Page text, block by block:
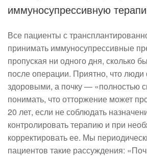
иммуносупрессивную
Все пациенты с
принимать иммуносупрессивные
пропуская ни одного дня, сколько
после операции. Приятно, что
здоровыми, а почку — «полностью
понимать, что отторжение может
20 лет, если не соблюдать
контролировать терапию и при
корректировать ее. Мы
пациентов такие рассуждения: